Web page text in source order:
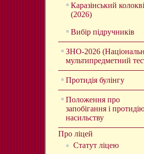
Каразінський
(2026)
Вибір підручників
ЗНО-2026
мультипредметний
Протидія булінгу
Положення про
запобігання і
насильству
Про ліцей
Статут ліцею